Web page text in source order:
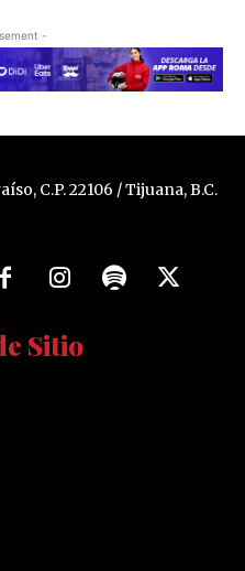
-
C.P. 22106 / Tijuana, B.C.
Sitio